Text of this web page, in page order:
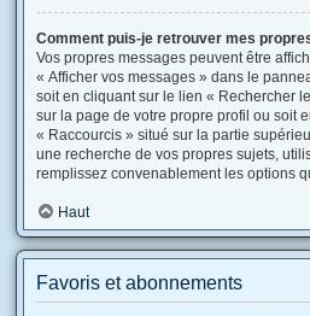
Comment puis-je retrouver mes
Vos propres messages peuvent être
« Afficher vos messages » dans le
soit en cliquant sur le lien « Rechercher
sur la page de votre propre profil ou soit
« Raccourcis » situé sur la partie
une recherche de vos propres sujets,
remplissez convenablement les options
Haut
Favoris et abonnements